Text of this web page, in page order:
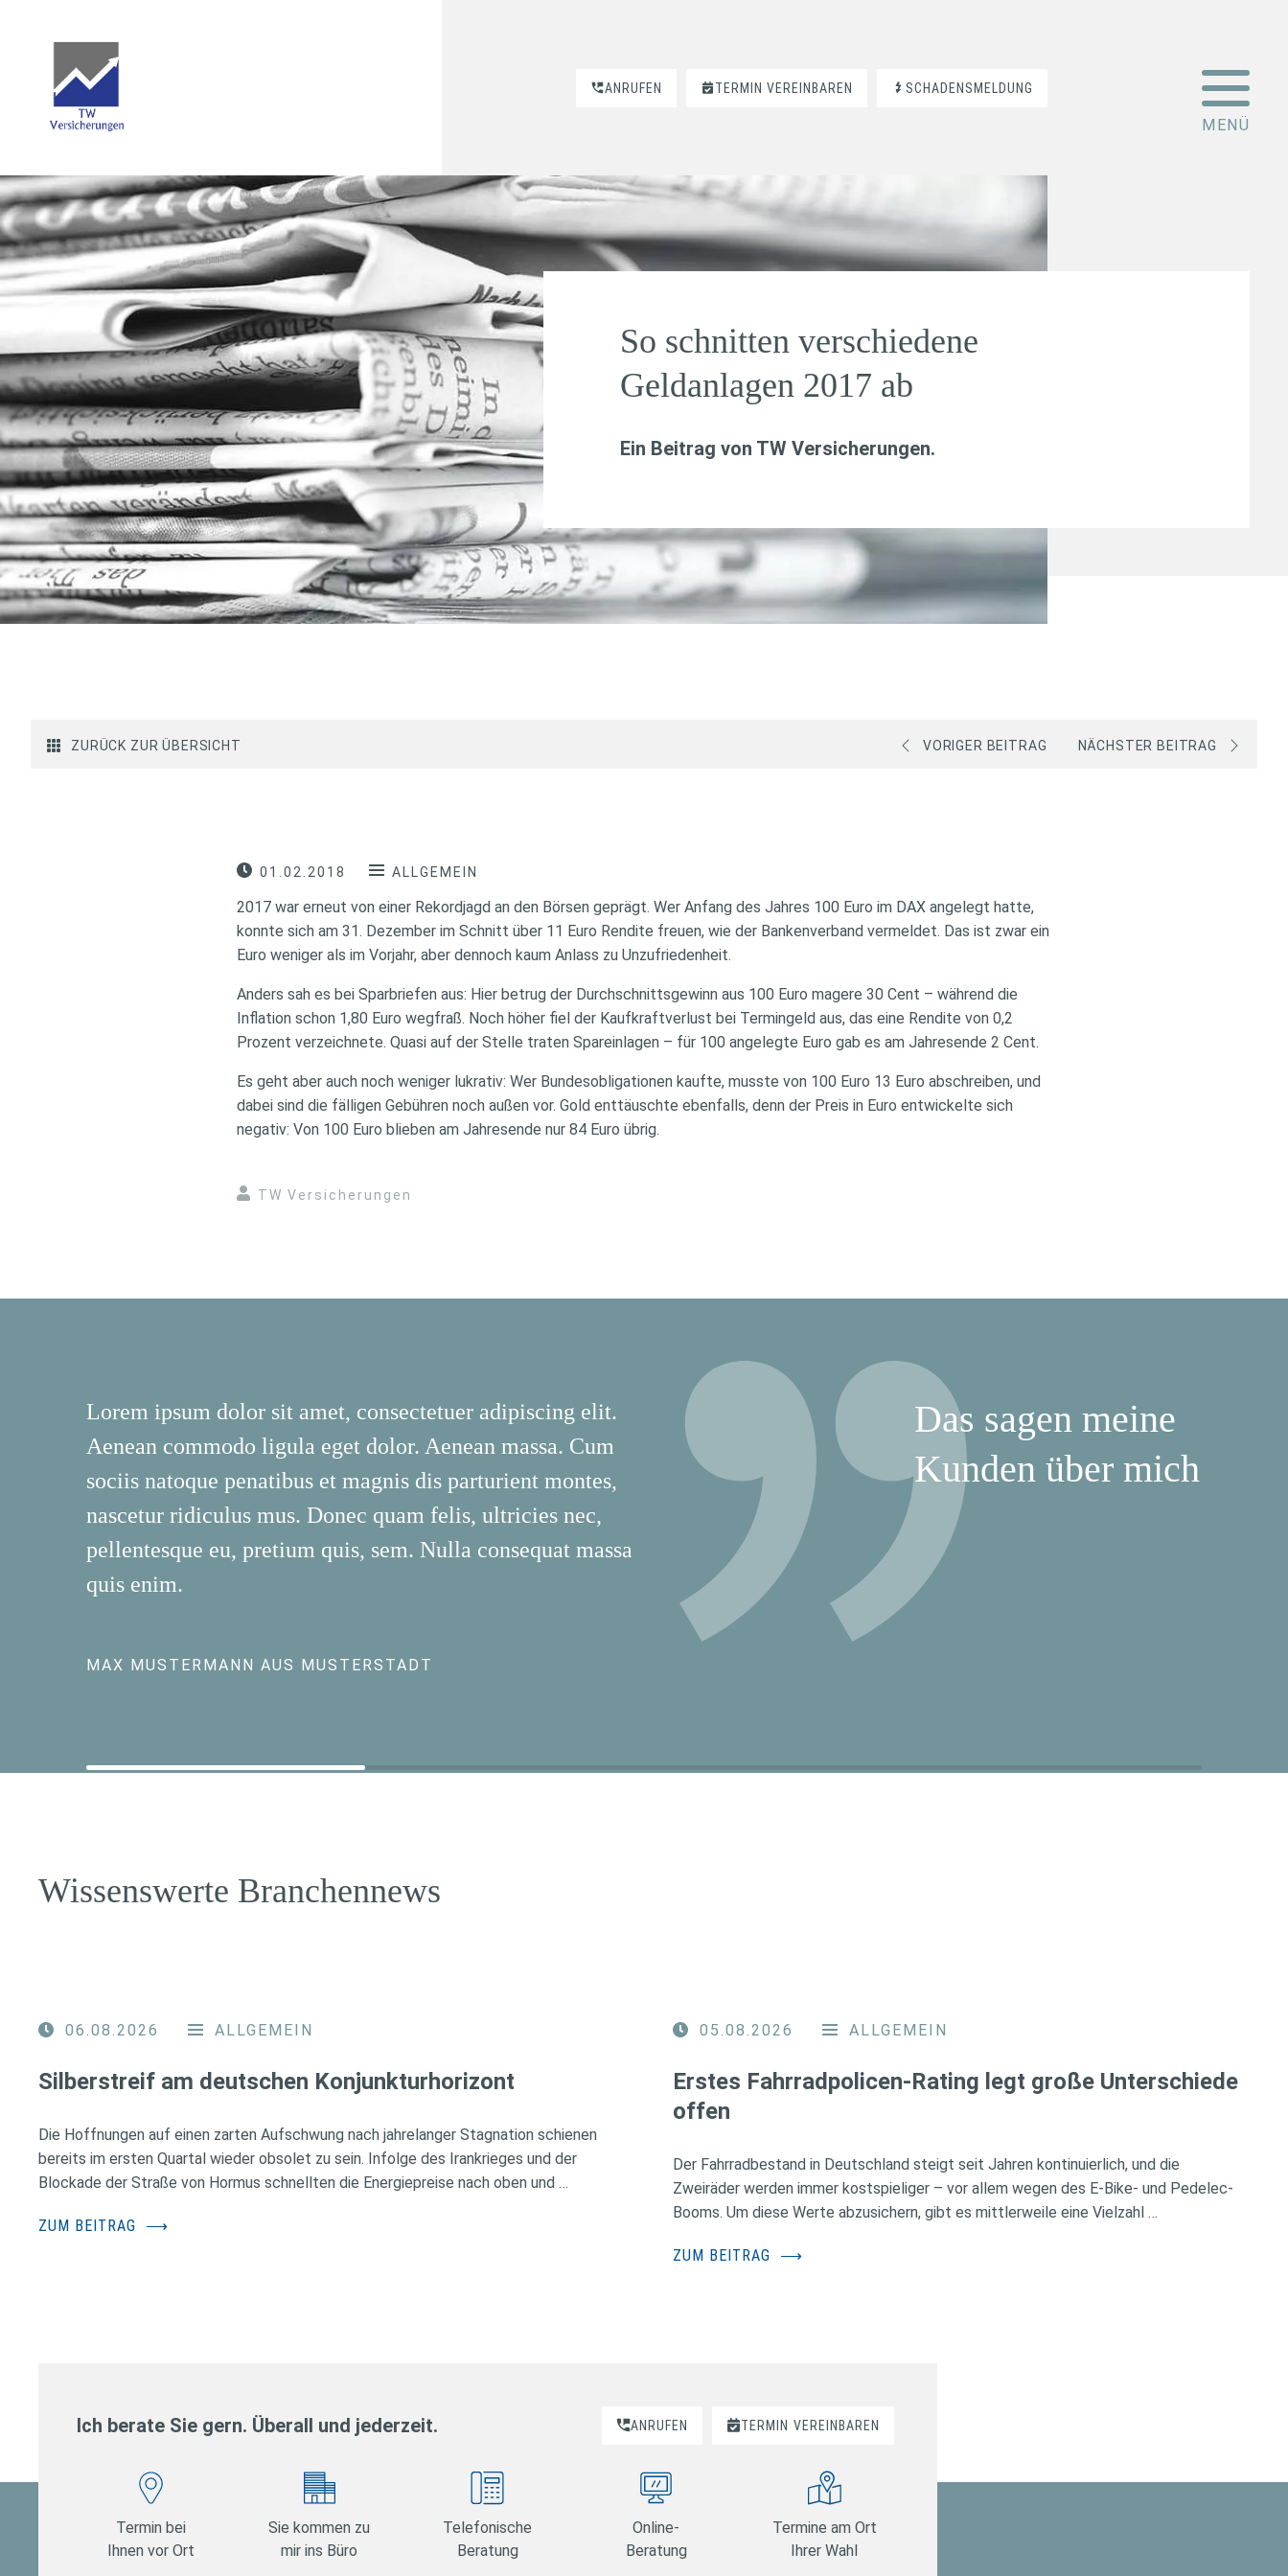
ANRUFEN TERMIN VEREINBAREN SCHADENSMELDUNG
So schnitten verschiedene
Geldanlagen 2017 ab
Ein Beitrag von TW Versicherungen.
ZURÜCK ZUR ÜBERSICHT VORIGER BEITRAG NÄCHSTER BEITRAG
01.02.2018 ALLGEMEIN
2017 war erneut von einer Rekordjagd an den Börsen geprägt. Wer Anfang des Jahres 100 Euro im DAX angelegt hatte,
konnte sich am 31. Dezember im Schnitt über 11 Euro Rendite freuen, wie der Bankenverband vermeldet. Das ist zwar ein
Euro weniger als im Vorjahr, aber dennoch kaum Anlass zu Unzufriedenheit.
Anders sah es bei Sparbriefen aus: Hier betrug der Durchschnittsgewinn aus 100 Euro magere 30 Cent – während die
Inflation schon 1,80 Euro wegfraß. Noch höher fiel der Kaufkraftverlust bei Termingeld aus, das eine Rendite von 0,2
Prozent verzeichnete. Quasi auf der Stelle traten Spareinlagen – für 100 angelegte Euro gab es am Jahresende 2 Cent.
Es geht aber auch noch weniger lukrativ: Wer Bundesobligationen kaufte, musste von 100 Euro 13 Euro abschreiben, und
dabei sind die fälligen Gebühren noch außen vor. Gold enttäuschte ebenfalls, denn der Preis in Euro entwickelte sich
negativ: Von 100 Euro blieben am Jahresende nur 84 Euro übrig.
TW Versicherungen
Das sagen meine
Kunden über mich
Lorem ipsum dolor sit amet, consectetuer adipiscing elit.
Aenean commodo ligula eget dolor. Aenean massa. Cum
sociis natoque penatibus et magnis dis parturient montes,
nascetur ridiculus mus. Donec quam felis, ultricies nec,
pellentesque eu, pretium quis, sem. Nulla consequat massa
quis enim.
MAX MUSTERMANN AUS MUSTERSTADT
Wissenswerte Branchennews
06.08.2026 ALLGEMEIN
Silberstreif am deutschen Konjunkturhorizont
Die Hoffnungen auf einen zarten Aufschwung nach jahrelanger Stagnation schienen
bereits im ersten Quartal wieder obsolet zu sein. Infolge des Irankrieges und der
Blockade der Straße von Hormus schnellten die Energiepreise nach oben und …
ZUM BEITRAG ⟶
05.08.2026 ALLGEMEIN
Erstes Fahrradpolicen-Rating legt große Unterschiede
offen
Der Fahrradbestand in Deutschland steigt seit Jahren kontinuierlich, und die
Zweiräder werden immer kostspieliger – vor allem wegen des E-Bike- und Pedelec-
Booms. Um diese Werte abzusichern, gibt es mittlerweile eine Vielzahl …
ZUM BEITRAG ⟶
Ich berate Sie gern. Überall und jederzeit. ANRUFEN TERMIN VEREINBAREN
Termin bei
Ihnen vor Ort
Sie kommen zu
mir ins Büro
Telefonische
Beratung
Online-
Beratung
Termine am Ort
Ihrer Wahl